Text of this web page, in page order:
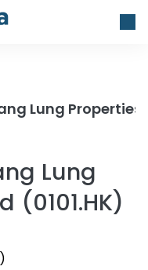
Lung Properties
Lung
(0101.HK)